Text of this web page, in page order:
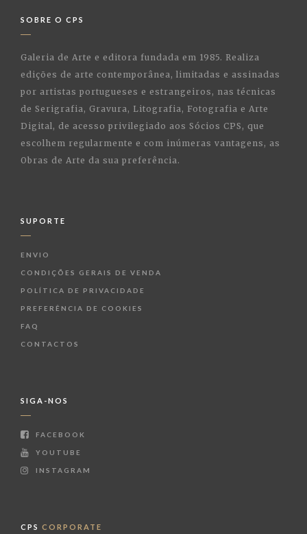
SOBRE O CPS
Galeria de Arte e editora fundada em 1985. Realiza
edições de arte contemporânea, limitadas e assinadas
por artistas portugueses e estrangeiros, nas técnicas
de Serigrafia, Gravura, Litografia, Fotografia e Arte
Digital, de acesso privilegiado aos Sócios CPS, que
escolhem regularmente e com inúmeras vantagens, as
Obras de Arte da sua preferência.
SUPORTE
ENVIO
CONDIÇÕES GERAIS DE VENDA
POLÍTICA DE PRIVACIDADE
PREFERÊNCIA DE COOKIES
FAQ
CONTACTOS
SIGA-NOS
FACEBOOK
YOUTUBE
INSTAGRAM
CPS CORPORATE